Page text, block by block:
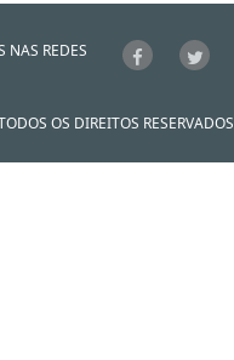
NAS REDES
OS DIREITOS RESERVADOS